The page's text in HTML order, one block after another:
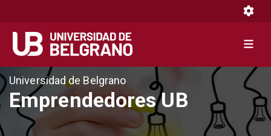
Pasar
al
contenido
principal
Universidad de Belgrano
Emprendedores UB